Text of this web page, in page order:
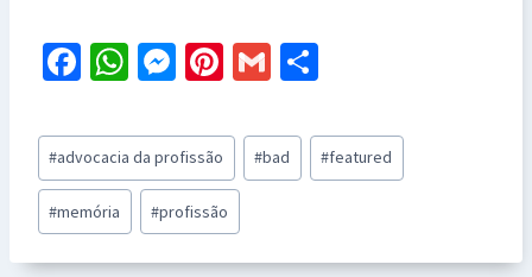
Fa
b
o
o
k
W
at
sA
p
M
se
n
ge
r
Pi
er
es
t
G
ai
l
ar
e
Post
Tags:
#advocacia da profissão #bad #featured
#memória #profissão